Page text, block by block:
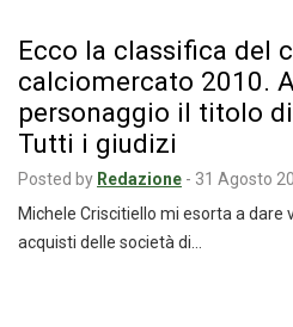
Ecco la classifica del
calciomercato 2010.
personaggio il titolo di
Tutti i giudizi
Posted by Redazione - 31 Agosto
Michele Criscitiello mi esorta a dare
acquisti delle società di…